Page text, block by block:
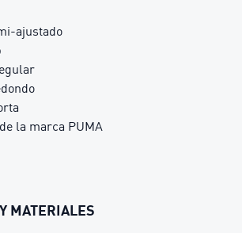
ajustado
la marca PUMA
MATERIALES